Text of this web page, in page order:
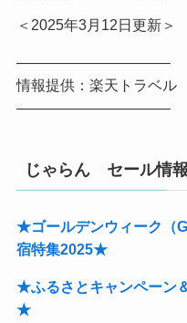
＜2025年3月12日更新＞
——————————–
情報提供：楽天トラベル
——————————–
じゃらん セール情報
★ゴールデンウィーク（
宿特集2025★
★ふるさとキャンペーン
★